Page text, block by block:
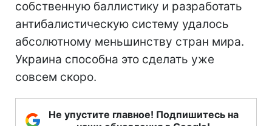
собственную баллистику и разработать
антибалистическую систему удалось
абсолютному меньшинству стран мира.
Украина способна это сделать уже
совсем скоро.
Не упустите главное! Подпишитесь на